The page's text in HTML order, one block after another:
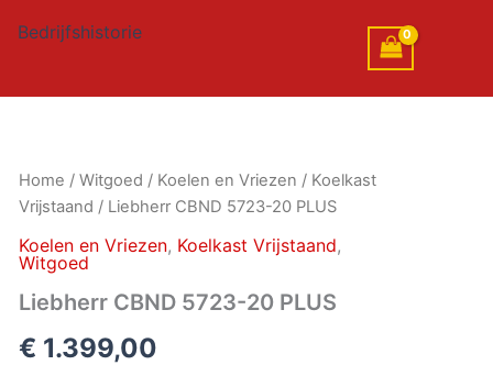
Bedrijfshistorie
Home / Witgoed / Koelen en Vriezen / Koelkast
Vrijstaand / Liebherr CBND 5723-20 PLUS
Koelen en Vriezen, Koelkast Vrijstaand,
Witgoed
Liebherr CBND 5723-20 PLUS
€ 1.399,00
Liebherr
CBND
5723-
20
PLUS